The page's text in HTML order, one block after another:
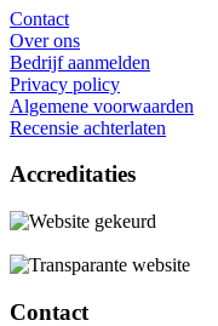
Contact
Over ons
Bedrijf aanmelden
Privacy policy
Algemene voorwaarden
Recensie achterlaten
Accreditaties
Contact